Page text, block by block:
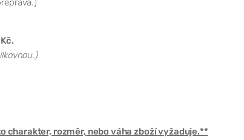
charakter, rozměr, nebo váha zboží vyžaduje.**